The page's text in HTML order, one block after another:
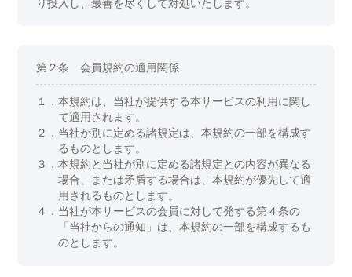
り投入し、最善を尽くして対処いたします。
第２条 会員規約の適用関係
１．本規約は、当社が提供する本サービスの利用に関し
て適用されます。
２． 当社が別に定める諸規定は、本規約の一部を構成す
るものとします。
３．本規約と当社が別に定める諸規定との内容が異なる
場合、または矛盾する場合は、本規約が優先して適
用されるものとします。
４． 当社が本サービスの会員に対して発する第４条の
「当社からの通知」は、本規約の一部を構成するも
のとします。